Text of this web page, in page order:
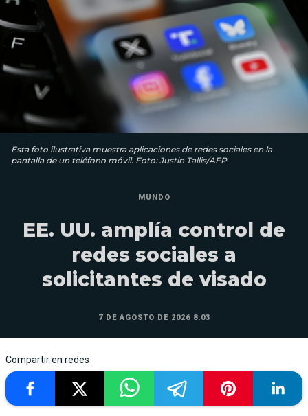
Esta foto ilustrativa muestra aplicaciones de redes sociales en la
pantalla de un teléfono móvil. Foto: Justin Tallis/AFP
MUNDO
EE. UU. amplía control de
redes sociales a
solicitantes de visado
7 DE AGOSTO DE 2026 8:03
Compartir en redes